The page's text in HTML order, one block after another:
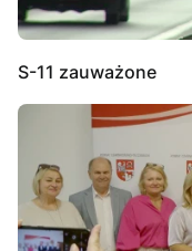
S-11 zauważone